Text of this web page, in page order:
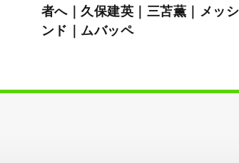
者へ｜久保建英｜三苫薫｜メッ
ンド｜ムバッペ